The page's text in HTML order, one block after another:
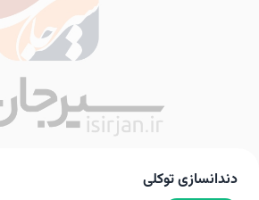
دندانسازی توکلی